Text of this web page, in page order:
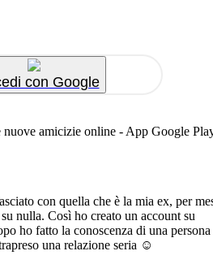
con Google
amicizie online - App Google
con quella che è la mia ex, per
nulla. Così ho creato un account su
ho fatto la conoscenza di una persona
una relazione seria ☺️